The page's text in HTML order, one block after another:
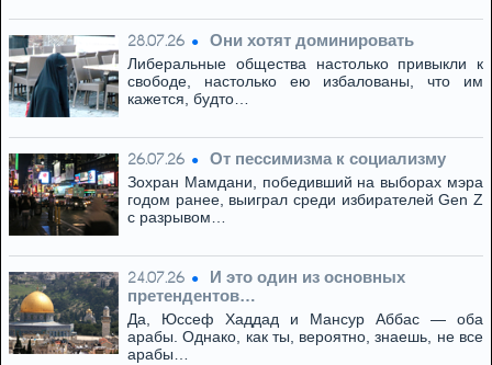
28.07.26 Они хотят доминировать
Либеральные общества настолько привыкли к
свободе, настолько ею избалованы, что им
кажется, будто…
26.07.26 От пессимизма к социализму
Зохран Мамдани, победивший на выборах мэра
годом ранее, выиграл среди избирателей Gen Z
с разрывом…
24.07.26
И это один из основных
претендентов…
Да, Юссеф Хаддад и Мансур Аббас — оба
арабы. Однако, как ты, вероятно, знаешь, не все
арабы…